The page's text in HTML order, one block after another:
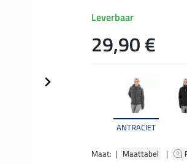
ANTRACIET
Maat: | Maattabel |
Leverbaar
29,90 €